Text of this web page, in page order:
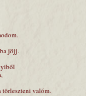
jöjj.
törleszteni valóm.